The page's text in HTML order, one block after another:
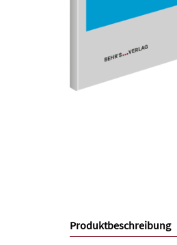
Produktbeschreibung